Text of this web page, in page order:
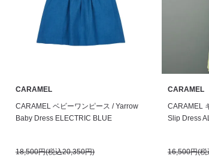
CARAMEL
CARAMEL ベビーワンピース / Yarrow
Baby Dress ELECTRIC BLUE
18,500円(税込20,350円)
CARAMEL
CARAMEL
Slip Dress
16,500円(